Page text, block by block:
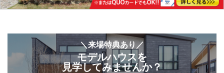
＼来場特典あり／
モデルハウスを
見学してみませんか？